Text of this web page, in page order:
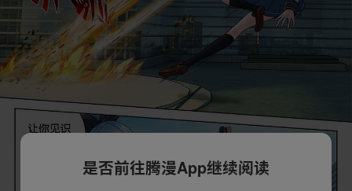
是否前往腾漫App继续阅读